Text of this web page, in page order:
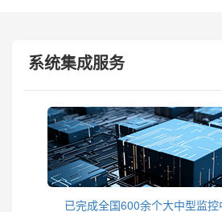
系统集成服务
已完成全国600余个大中型监